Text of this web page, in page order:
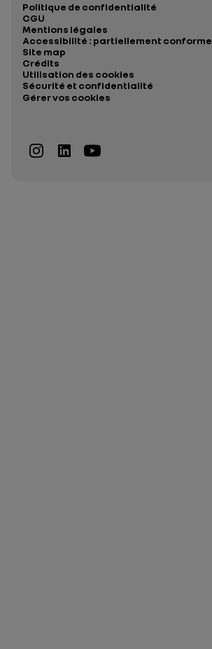
Politique de confidentialité
CGU
Mentions légales
Accessibilité : partiellement conforme
Site map
Crédits
Utilisation des cookies
Sécurité et confidentialité
Gérer vos cookies